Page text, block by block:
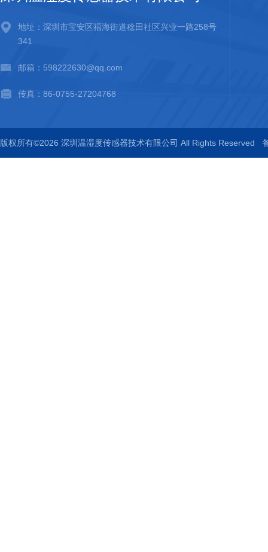
地址：深圳市宝安区福海街道稔田社区兴业一路258号
341
邮箱：598222630@qq.com
传真：86-0755-27204768
版权所有©2026 深圳温湿度传感器技术有限公司 All Rights Reserved